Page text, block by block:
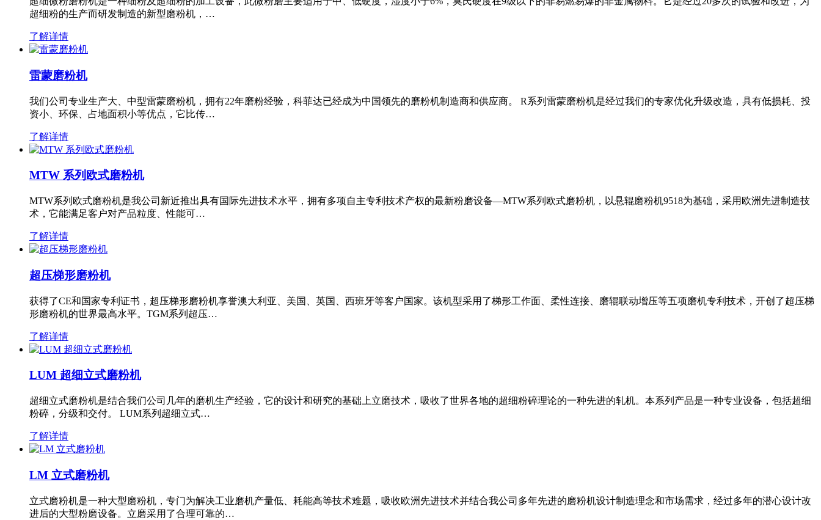
超细粉的生产而研发制造的新型磨粉机，…
了解详情
雷蒙磨粉机
我们公司专业生产大、中型雷蒙磨粉机，拥有22年磨粉经验，科菲达已经成为中国领先的磨粉机制造商和供应商。 R系列雷蒙磨粉机是经过我们的专家优化升级改造，具有低损耗、投
资小、环保、占地面积小等优点，它比传…
了解详情
MTW 系列欧式磨粉机
MTW系列欧式磨粉机是我公司新近推出具有国际先进技术水平，拥有多项自主专利技术产权的最新粉磨设备—MTW系列欧式磨粉机，以悬辊磨粉机9518为基础，采用欧洲先进制造技
术，它能满足客户对产品粒度、性能可…
了解详情
超压梯形磨粉机
获得了CE和国家专利证书，超压梯形磨粉机享誉澳大利亚、美国、英国、西班牙等客户国家。该机型采用了梯形工作面、柔性连接、磨辊联动增压等五项磨机专利技术，开创了超压梯
形磨粉机的世界最高水平。TGM系列超压…
了解详情
LUM 超细立式磨粉机
超细立式磨粉机是结合我们公司几年的磨机生产经验，它的设计和研究的基础上立磨技术，吸收了世界各地的超细粉碎理论的一种先进的轧机。本系列产品是一种专业设备，包括超细
粉碎，分级和交付。 LUM系列超细立式…
了解详情
LM 立式磨粉机
立式磨粉机是一种大型磨粉机，专门为解决工业磨机产量低、耗能高等技术难题，吸收欧洲先进技术并结合我公司多年先进的磨粉机设计制造理念和市场需求，经过多年的潜心设计改
进后的大型粉磨设备。立磨采用了合理可靠的…